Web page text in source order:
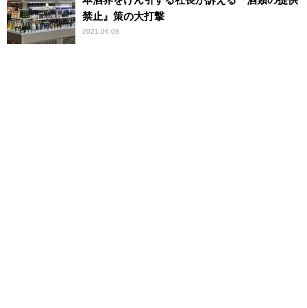
禁止』策の大打撃
2021.06.08